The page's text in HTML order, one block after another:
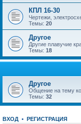
КПЛ 16-30
Чертежи,
Темы: 20
Другое
Другие плавучие
Темы: 18
Другое
Общение на тему
Темы: 32
ВХОД • РЕГИСТРАЦИЯ